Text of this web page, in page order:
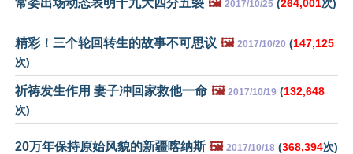
2017/10/25 (264,001次)
精彩！三个轮回转生的故事不可思议 🖼️ 2017/10/20 (147,125
次)
祈祷发生作用 妻子冲回家救他一命 🖼️ 2017/10/19 (132,648
次)
20万年保持原始风貌的新疆喀纳斯 🖼️ 2017/10/18 (368,394次)